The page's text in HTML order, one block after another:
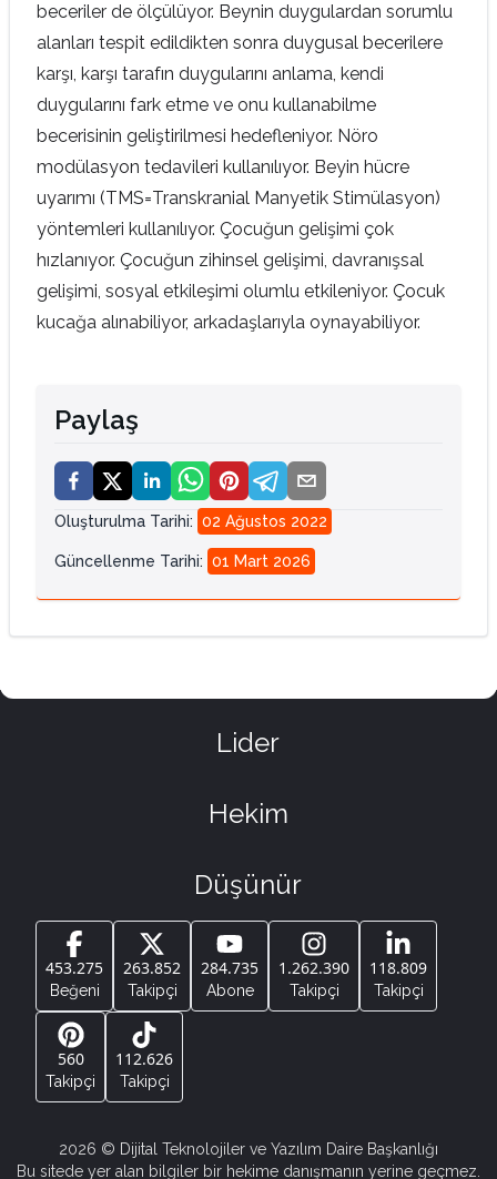
beceriler de ölçülüyor. Beynin duygulardan sorumlu
alanları tespit edildikten sonra duygusal becerilere
karşı, karşı tarafın duygularını anlama, kendi
duygularını fark etme ve onu kullanabilme
becerisinin geliştirilmesi hedefleniyor. Nöro
modülasyon tedavileri kullanılıyor. Beyin hücre
uyarımı (TMS=Transkranial Manyetik Stimülasyon)
yöntemleri kullanılıyor. Çocuğun gelişimi çok
hızlanıyor. Çocuğun zihinsel gelişimi, davranışsal
gelişimi, sosyal etkileşimi olumlu etkileniyor. Çocuk
kucağa alınabiliyor, arkadaşlarıyla oynayabiliyor.
Paylaş
Oluşturulma Tarihi: 02 Ağustos 2022
Güncellenme Tarihi: 01 Mart 2026
Lider
Hekim
Düşünür
453.275
Beğeni
263.852
Takipçi
284.735
Abone
1.262.390
Takipçi
118.809
Takipçi
560
Takipçi
112.626
Takipçi
2026 © Dijital Teknolojiler ve Yazılım Daire Başkanlığı
Bu sitede yer alan bilgiler bir hekime danışmanın yerine geçmez.